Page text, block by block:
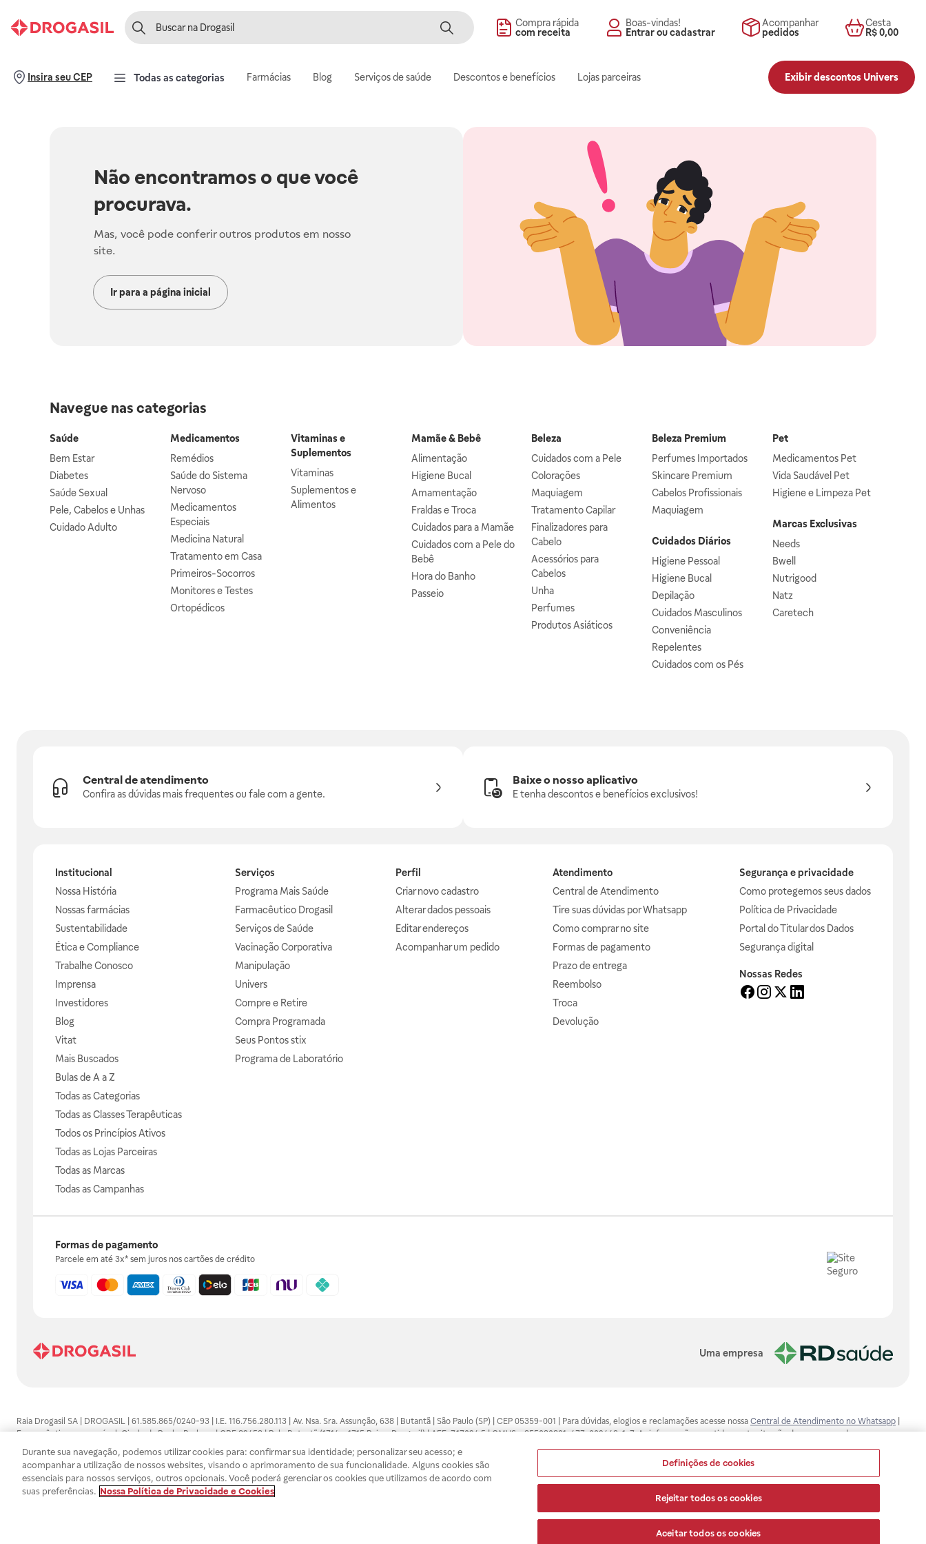
Compra rápida
com receita
Boas-vindas!
Entrar ou cadastrar
Acompanhar
pedidos
Cesta
R$ 0,00
Insira seu CEP Todas as categorias Farmácias Blog Serviços de saúde Descontos e benefícios Lojas parceiras Exibir descontos Univers
Não encontramos o que você
procurava.
Mas, você pode conferir outros produtos em nosso
site.
Ir para a página inicial
Navegue nas categorias
Saúde
Bem Estar
Diabetes
Saúde Sexual
Pele, Cabelos e Unhas
Cuidado Adulto
Medicamentos
Remédios
Saúde do Sistema
Nervoso
Medicamentos
Especiais
Medicina Natural
Tratamento em Casa
Primeiros-Socorros
Monitores e Testes
Ortopédicos
Vitaminas e
Suplementos
Vitaminas
Suplementos e
Alimentos
Mamãe & Bebê
Alimentação
Higiene Bucal
Amamentação
Fraldas e Troca
Cuidados para a Mamãe
Cuidados com a Pele do
Bebê
Hora do Banho
Passeio
Beleza
Cuidados com a Pele
Colorações
Maquiagem
Tratamento Capilar
Finalizadores para
Cabelo
Acessórios para
Cabelos
Unha
Perfumes
Produtos Asiáticos
Beleza Premium
Perfumes Importados
Skincare Premium
Cabelos Profissionais
Maquiagem
Cuidados Diários
Higiene Pessoal
Higiene Bucal
Depilação
Cuidados Masculinos
Conveniência
Repelentes
Cuidados com os Pés
Pet
Medicamentos Pet
Vida Saudável Pet
Higiene e Limpeza Pet
Marcas Exclusivas
Needs
Bwell
Nutrigood
Natz
Caretech
Central de atendimento
Confira as dúvidas mais frequentes ou fale com a gente.
Baixe o nosso aplicativo
E tenha descontos e benefícios exclusivos!
Institucional
Nossa História
Nossas farmácias
Sustentabilidade
Ética e Compliance
Trabalhe Conosco
Imprensa
Investidores
Blog
Vitat
Mais Buscados
Bulas de A a Z
Todas as Categorias
Todas as Classes Terapêuticas
Todos os Princípios Ativos
Todas as Lojas Parceiras
Todas as Marcas
Todas as Campanhas
Serviços
Programa Mais Saúde
Farmacêutico Drogasil
Serviços de Saúde
Vacinação Corporativa
Manipulação
Univers
Compre e Retire
Compra Programada
Seus Pontos stix
Programa de Laboratório
Perfil
Criar novo cadastro
Alterar dados pessoais
Editar endereços
Acompanhar um pedido
Atendimento
Central de Atendimento
Tire suas dúvidas por Whatsapp
Como comprar no site
Formas de pagamento
Prazo de entrega
Reembolso
Troca
Devolução
Segurança e privacidade
Como protegemos seus dados
Política de Privacidade
Portal do Titular dos Dados
Segurança digital
Nossas Redes
Formas de pagamento
Parcele em até 3x* sem juros nos cartões de crédito
Uma empresa
Raia Drogasil SA | DROGASIL | 61.585.865/0240-93 | I.E. 116.756.280.113 | Av. Nsa. Sra. Assunção, 638 | Butantã | São Paulo (SP) | CEP 05359-001 | Para dúvidas, elogios e reclamações acesse nossa Central de Atendimento no Whatsapp
Farmacêutico responsável: Gisele da Penha Barbosa | CRF 89453 | Polo Butantã (1714 e 1715 Raia e Drogasil) | AFE: 7.17094.5 | CMVS - 355030801-477-002443-1-7. As informações contidas neste site não devem ser usadas para
automedicação e não substituem, em hipótese alguma, as orientações dadas pelo profissional da área médica. Somente o médico está apto a diagnosticar qualquer problema de saúde e prescrever o tratamento adequado. Ao
persistirem os sintomas, um médico deverá ser consultado. Os preços e promoções divulgados no site são válidos apenas para compras feitas pela internet. Maiores esclarecimentos, consultar o site: www.anvisa.gov.br. A Raia Drogasil
SA trabalha com as tecnologias mais avançadas de proteção de dados, para que você possa realizar suas compras com tranquilidade. A privacidade e a segurança dos clientes são compromissos da Raia Drogasil SA. Todos os pedidos
efetuados estão sujeitos à confirmação da disponibilidade de produto em nosso estoque.
Durante sua navegação, podemos utilizar cookies para: confirmar sua identidade; personalizar seu acesso; e
acompanhar a utilização de nossos websites, visando o aprimoramento de sua funcionalidade. Alguns cookies são
essenciais para nossos serviços, outros opcionais. Você poderá gerenciar os cookies que utilizamos de acordo com
suas preferências. Nossa Política de Privacidade e Cookies
Definições de cookies
Rejeitar todos os cookies
Aceitar todos os cookies